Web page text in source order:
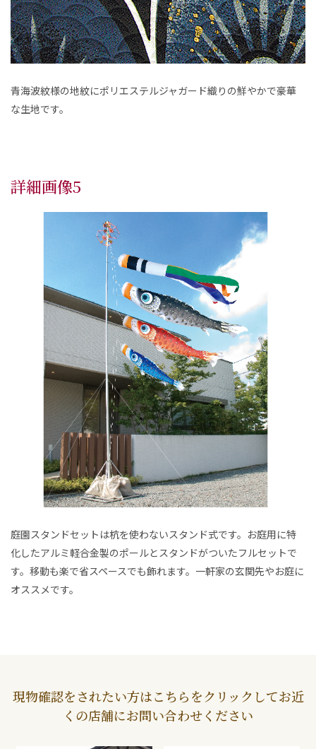
青海波紋様の地紋にポリエステルジャガード織りの鮮やかで豪華
な生地です。
詳細画像5
庭園スタンドセットは杭を使わないスタンド式です。お庭用に特
化したアルミ軽合金製のポールとスタンドがついたフルセットで
す。移動も楽で省スペースでも飾れます。一軒家の玄関先やお庭に
オススメです。
現物確認をされたい方はこちらをクリックしてお近
くの店舗にお問い合わせください